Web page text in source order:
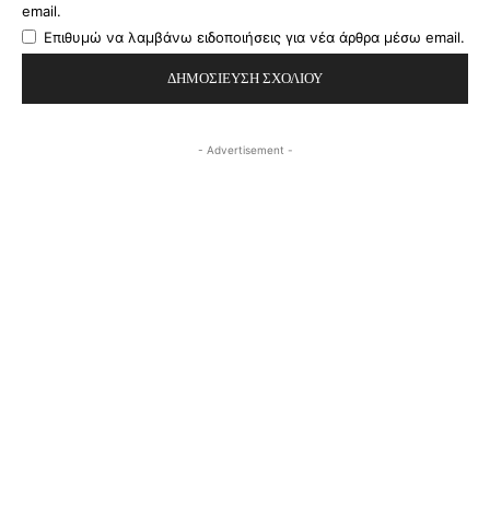
email.
Επιθυμώ να λαμβάνω ειδοποιήσεις για νέα άρθρα μέσω email.
- Advertisement -